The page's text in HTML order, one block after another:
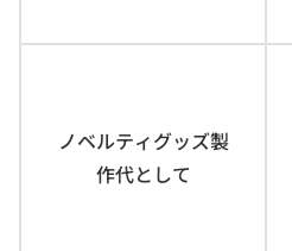
ノベルティグッズ製
作代として